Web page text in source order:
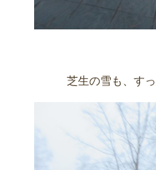
芝生の雪も、す